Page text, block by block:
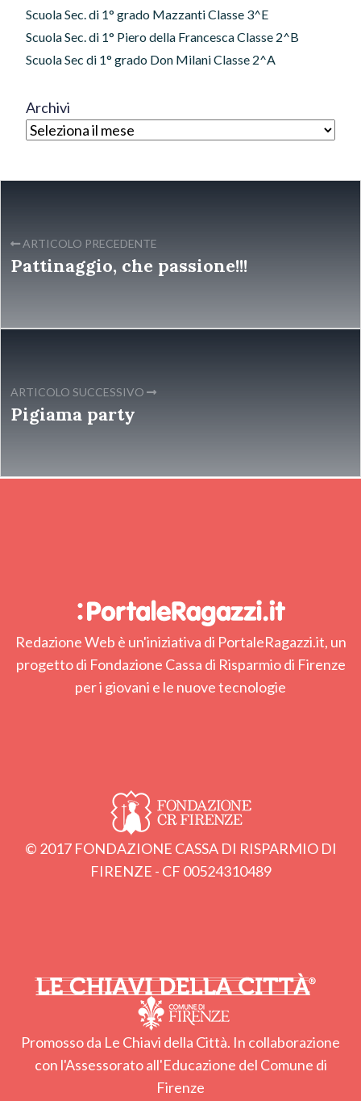
Scuola Sec. di 1° grado Mazzanti Classe 3^E
Scuola Sec. di 1° Piero della Francesca Classe 2^B
Scuola Sec di 1° grado Don Milani Classe 2^A
Archivi
ARTICOLO PRECEDENTE
Pattinaggio, che passione!!!
ARTICOLO SUCCESSIVO
Pigiama party
Redazione Web è un'iniziativa di PortaleRagazzi.it, un
progetto di Fondazione Cassa di Risparmio di Firenze
per i giovani e le nuove tecnologie
© 2017 FONDAZIONE CASSA DI RISPARMIO DI
FIRENZE - CF 00524310489
Promosso da Le Chiavi della Città. In collaborazione
con l'Assessorato all'Educazione del Comune di
Firenze